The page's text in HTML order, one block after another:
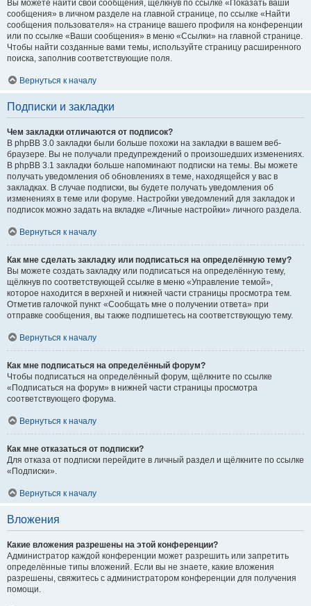
Вы можете найти свои сообщения, щёлкнув по ссылке «Показать ваши
сообщения» в личном разделе на главной странице, по ссылке «Найти
сообщения пользователя» на странице вашего профиля на конференции
или по ссылке «Ваши сообщения» в меню «Ссылки» на главной странице.
Чтобы найти созданные вами темы, используйте страницу расширенного
поиска, заполнив соответствующие поля.
Вернуться к началу
Подписки и закладки
Чем закладки отличаются от подписок?
В phpBB 3.0 закладки были больше похожи на закладки в вашем веб-
браузере. Вы не получали предупреждений о произошедших изменениях.
В phpBB 3.1 закладки больше напоминают подписки на темы. Вы можете
получать уведомления об обновлениях в теме, находящейся у вас в
закладках. В случае подписки, вы будете получать уведомления об
изменениях в теме или форуме. Настройки уведомлений для закладок и
подписок можно задать на вкладке «Личные настройки» личного раздела.
Вернуться к началу
Как мне сделать закладку или подписаться на определённую тему?
Вы можете создать закладку или подписаться на определённую тему,
щёлкнув по соответствующей ссылке в меню «Управление темой»,
которое находится в верхней и нижней части страницы просмотра тем.
Отметив галочкой пункт «Сообщать мне о получении ответа» при
отправке сообщения, вы также подпишетесь на соответствующую тему.
Вернуться к началу
Как мне подписаться на определённый форум?
Чтобы подписаться на определённый форум, щёлкните по ссылке
«Подписаться на форум» в нижней части страницы просмотра
соответствующего форума.
Вернуться к началу
Как мне отказаться от подписки?
Для отказа от подписки перейдите в личный раздел и щёлкните по ссылке
«Подписки».
Вернуться к началу
Вложения
Какие вложения разрешены на этой конференции?
Администратор каждой конференции может разрешить или запретить
определённые типы вложений. Если вы не знаете, какие вложения
разрешены, свяжитесь с администратором конференции для получения
помощи.